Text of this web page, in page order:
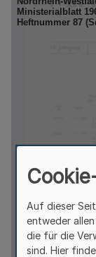
Auf dieser
entweder
die für die
sind. Hier